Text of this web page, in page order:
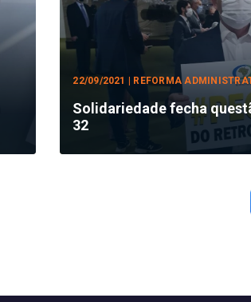
22/09/2021 | REFORMA
Solidariedade fecha
32